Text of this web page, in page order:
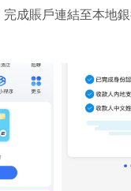
成賬戶連結至本地